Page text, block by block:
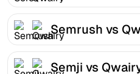
Semrush vs
Semji vs